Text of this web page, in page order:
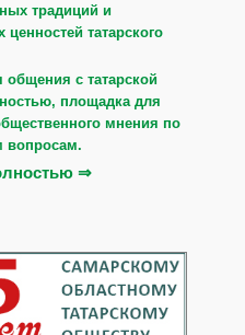
традиций и
ценностей татарского
общения с татарской
площадка для
мнения по
вопросам.
⇒